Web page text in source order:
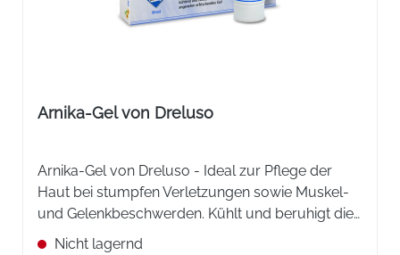
Arnika-Gel von Dreluso
Arnika-Gel von Dreluso - Ideal zur Pflege der
Haut bei stumpfen Verletzungen sowie Muskel-
und Gelenkbeschwerden. Kühlt und beruhigt die
Haut.
Nicht lagernd